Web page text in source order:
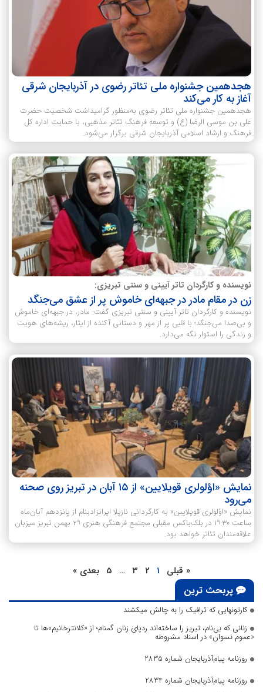
هجدهمین جشنواره ملی تئاتر رضوی در آذربایجان شرقی
آغاز به کار می‌کند
هجدهمین جشنواره ملی تئاتر رضوی به‌منظور گرامیداشت شخصیت حضرت
علی بن موسی الرضا (ع) و توسعه فرهنگ تئاتر مذهبی، با حمایت اداره کل
فرهنگ و ارشاد اسلامی آذربایجان شرقی برگزار می‌شود.
نویسنده و کارگردان تاتر آیینی و سنتی تبریزی:
زن در مقام مادر در جبهه‌ای خاموش پر از عشق می‌جنگد
نویسنده و کارگردان تاتر آیینی و سنتی تبریزی گفت: مادر، در جبهه‌ای خاموش
و بی‌صدا می‌جنگد؛ با قلبی پر از مهر و دستانی آکنده از ایثار، ریشه‌های هویت
و زندگی را استوار نگه می‌دارد.
نمایش «اؤلولری قویلایین» از ۱۵ آبان در تبریز روی صحنه
می‌رود
نمایش «اؤلولری قویلایین» به کارگردانی نازیلا ایرانزادبنام از پانزدهم آبان‌ماه
ساعت ۱۹:۳۰ در بلک‌باکس مقبلی مجتمع فرهنگی هنری ۲۹ بهمن تبریز میزبان
علاقه‌مندان تئاتر خواهد بود.
« قبلی 1
2
3
…
5 بعدی »
پربحث ترین
کارتونهایی که ترافیک را به چالش میکشند
زنانی که بی‌نام، تبریز را ساخته‌اند ردپای زنان گمنام؛ از «کلانترخانیم»ها تا
«عموم نسوان» در اسناد مشروطه
روزنامه پیام‌آذربایجان شماره 2835
روزنامه پیام‌آذربایجان شماره 2834